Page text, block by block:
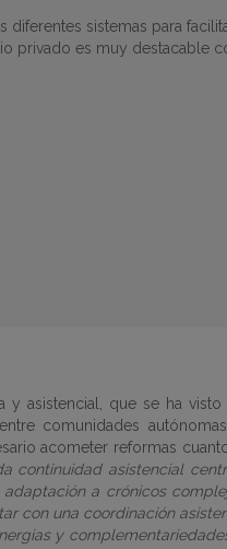
sistemas para
privado es muy destacable
y asistencial, que se ha
comunidades
acometer reformas
continuidad asistencial
a crónicos
con una coordinación
y